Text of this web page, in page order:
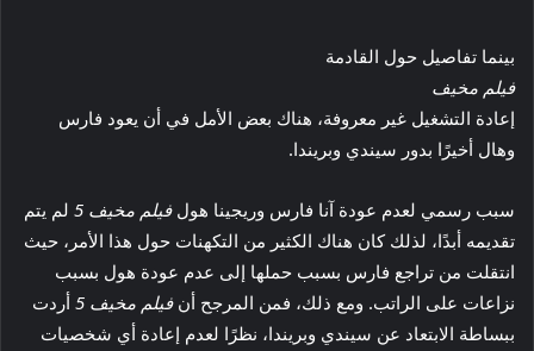
بينما تفاصيل حول القادمة
فيلم مخيف
إعادة التشغيل غير معروفة، هناك بعض الأمل في أن يعود فارس
وهال أخيرًا بدور سيندي وبريندا.
سبب رسمي لعدم عودة آنا فارس وريجينا هول فيلم مخيف 5
لم يتم
تقديمه أبدًا، لذلك كان هناك الكثير من التكهنات حول هذا الأمر، حيث
انتقلت من تراجع فارس بسبب حملها إلى عدم عودة هول بسبب
نزاعات على الراتب. ومع ذلك، فمن المرجح أنفيلم مخيف 5
أردت
ببساطة الابتعاد عن سيندي وبريندا، نظرًا لعدم إعادة أي شخصيات